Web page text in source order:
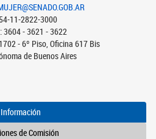
11-2822-3000
3604 - 3621 - 3622
- 6º Piso, Oficina 617 Bis
de Buenos Aires
Información
de Comisión